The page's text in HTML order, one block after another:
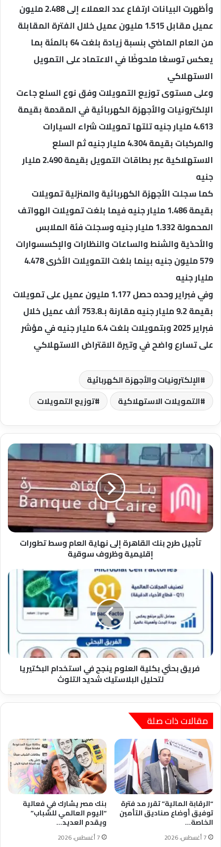
وأظهرت البيانات ارتفاع عدد العملاء إلى 2.488 مليون
عميل مقابل 1.515 مليون عميل خلال الفترة المقابلة
من العام الماضي بنسبة زيادة بلغت 64 بالمئة بما
يعكس توسعًا ملحوظًا في الاعتماد على التمويل
الاستهلاكي
وعلى مستوى توزيع التمويلات وفق نوع السلع جاءت
الإلكترونيات والأجهزة الكهربائية في المقدمة بقيمة
4.613 مليار جنيه تلتها تمويلات شراء السيارات
والمركبات بقيمة 4.304 مليار جنيه ثم السلع
الاستهلاكية عبر بطاقات التمويل بقيمة 2.490 مليار
جنيه
كما سجلت الأجهزة الكهربائية والمنزلية تمويلات
بقيمة 1.486 مليار جنيه فيما بلغت تمويلات الهواتف
المحمولة 1.332 مليار جنيه وسجلت فئة الملابس
والأحذية والشنط والساعات والنظارات والإكسسوارات
579 مليون جنيه بينما بلغت التمويلات الأخرى 4.478
مليار جنيه
وفي فبراير وحده حصل 1.177 مليون عميل على تمويلات
بقيمة 9.2 مليار جنيه مقارنة بـ753.8 ألف عميل خلال
فبراير 2025 وبتمويلات بلغت 6.4 مليار جنيه في مؤشر
على تسارع واضح في وتيرة الاقتراض الاستهلاكي
الإلكترونيات والأجهزة الكهربائية
التمويلات الاستهلاكية
توزيع التمويلات
تأجيل
بنك
القاهرة
إلى
نهاية
العام
وسط
تطورات
إقليميةتأجيل طرح بنك القاهرة إلى نهاية العام وسط تطورات
إقليمية وظروف سوقية
فريق
العلوم
استخدام
البكتيريا
لتحليل
البلاستيكفريق بحثي بكلية العلوم ينجح في استخدام البكتيريا
لتحليل البلاستيك شديد التلوث
مقالات ذات صلة
“الرقابة المالية” تقرر مد فترة
توفيق أوضاع صناديق التأمين
الخاصة…
7 أغسطس، 2026
بنك مصر يشارك في فعالية
“اليوم العالمي للشباب”
ويقدم العديد…
7 أغسطس، 2026